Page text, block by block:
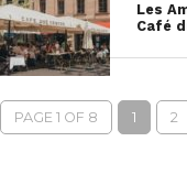
Les
Café
PAGE 1 OF 8 1 2